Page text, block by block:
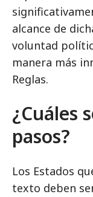
alcance de
voluntad
manera más
Reglas.
¿Cuáles
pasos?
Los Estados
texto deben